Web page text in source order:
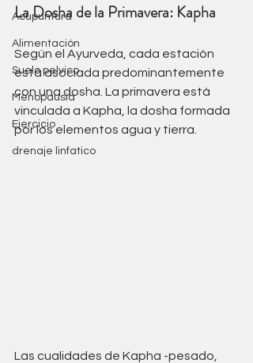
Acupuntura
Alimentación
Suelo pelvico
Menopausia
Ejercicio
drenaje linfatico
La Dosha de la Primavera: Kapha
Según el Ayurveda, cada estación
está asociada predominantemente
con una dosha. La primavera está
vinculada a Kapha, la dosha formada
por los elementos agua y tierra.
Las cualidades de Kapha -pesado,